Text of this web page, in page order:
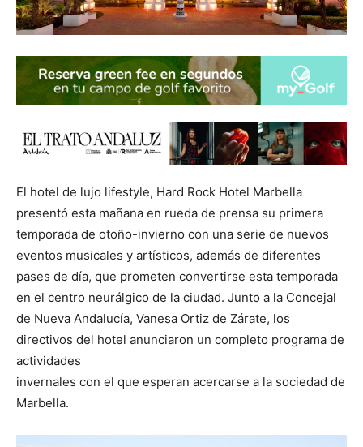
El hotel de lujo lifestyle, Hard Rock Hotel Marbella
presentó esta mañana en rueda de prensa su primera
temporada de otoño-invierno con una serie de nuevos
eventos musicales y artísticos, además de diferentes
pases de día, que prometen convertirse esta temporada
en el centro neurálgico de la ciudad. Junto a la Concejal
de Nueva Andalucía, Vanesa Ortiz de Zárate, los
directivos del hotel anunciaron un completo programa de
actividades
invernales con el que esperan acercarse a la sociedad de
Marbella.